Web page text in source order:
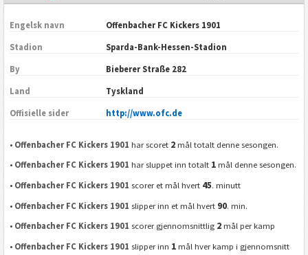
Engelsk navn Offenbacher FC Kickers 1901
Stadion Sparda-Bank-Hessen-Stadion
By Bieberer Straße 282
Land Tyskland
Offisielle sider http://www.ofc.de
• Offenbacher FC Kickers 1901 har scoret 2 mål totalt denne sesongen.
• Offenbacher FC Kickers 1901 har sluppet inn totalt 1 mål denne sesongen.
• Offenbacher FC Kickers 1901 scorer et mål hvert 45. minutt
• Offenbacher FC Kickers 1901 slipper inn et mål hvert 90. min.
• Offenbacher FC Kickers 1901 scorer gjennomsnittlig 2 mål per kamp
• Offenbacher FC Kickers 1901 slipper inn 1 mål hver kamp i gjennomsnitt